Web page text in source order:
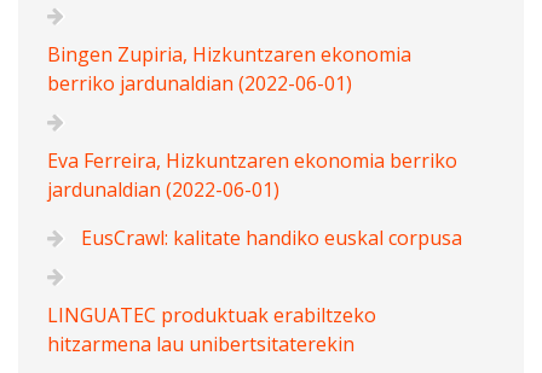
Bingen Zupiria, Hizkuntzaren ekonomia
berriko jardunaldian (2022-06-01)
Eva Ferreira, Hizkuntzaren ekonomia berriko
jardunaldian (2022-06-01)
EusCrawl: kalitate handiko euskal corpusa
LINGUATEC produktuak erabiltzeko
hitzarmena lau unibertsitaterekin